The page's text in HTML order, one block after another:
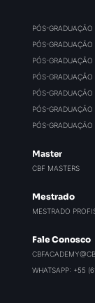
PÓS-
PÓS-
PÓS-
PÓS-
PÓS-
PÓS-
PÓS-
Master
CBF MASTERS
Mestrado
MESTRADO
Fale Conosco
WHATSAPP: +55